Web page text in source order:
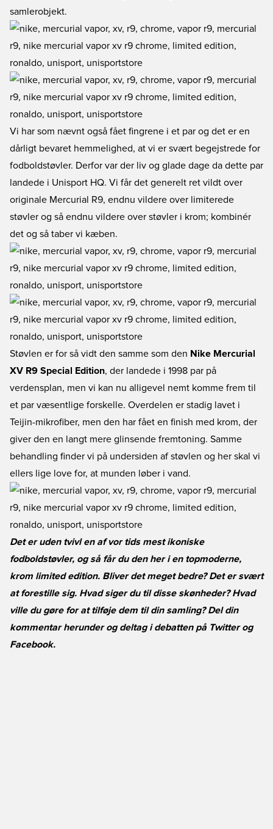
samlerobjekt.
Vi har som nævnt også fået fingrene i et par og det er en
dårligt bevaret hemmelighed, at vi er svært begejstrede for
fodboldstøvler. Derfor var der liv og glade dage da dette par
landede i Unisport HQ. Vi får det generelt ret vildt over
originale Mercurial R9, endnu vildere over limiterede
støvler og så endnu vildere over støvler i krom; kombinér
det og så taber vi kæben.
Støvlen er for så vidt den samme som den Nike Mercurial
XV R9 Special Edition, der landede i 1998 par på
verdensplan, men vi kan nu alligevel nemt komme frem til
et par væsentlige forskelle. Overdelen er stadig lavet i
Teijin-mikrofiber, men den har fået en finish med krom, der
giver den en langt mere glinsende fremtoning. Samme
behandling finder vi på undersiden af støvlen og her skal vi
ellers lige love for, at munden løber i vand.
Det er uden tvivl en af vor tids mest ikoniske
fodboldstøvler, og så får du den her i en topmoderne,
krom limited edition. Bliver det meget bedre? Det er svært
at forestille sig. Hvad siger du til disse skønheder? Hvad
ville du gøre for at tilføje dem til din samling? Del din
kommentar herunder og deltag i debatten på Twitterog
Facebook.